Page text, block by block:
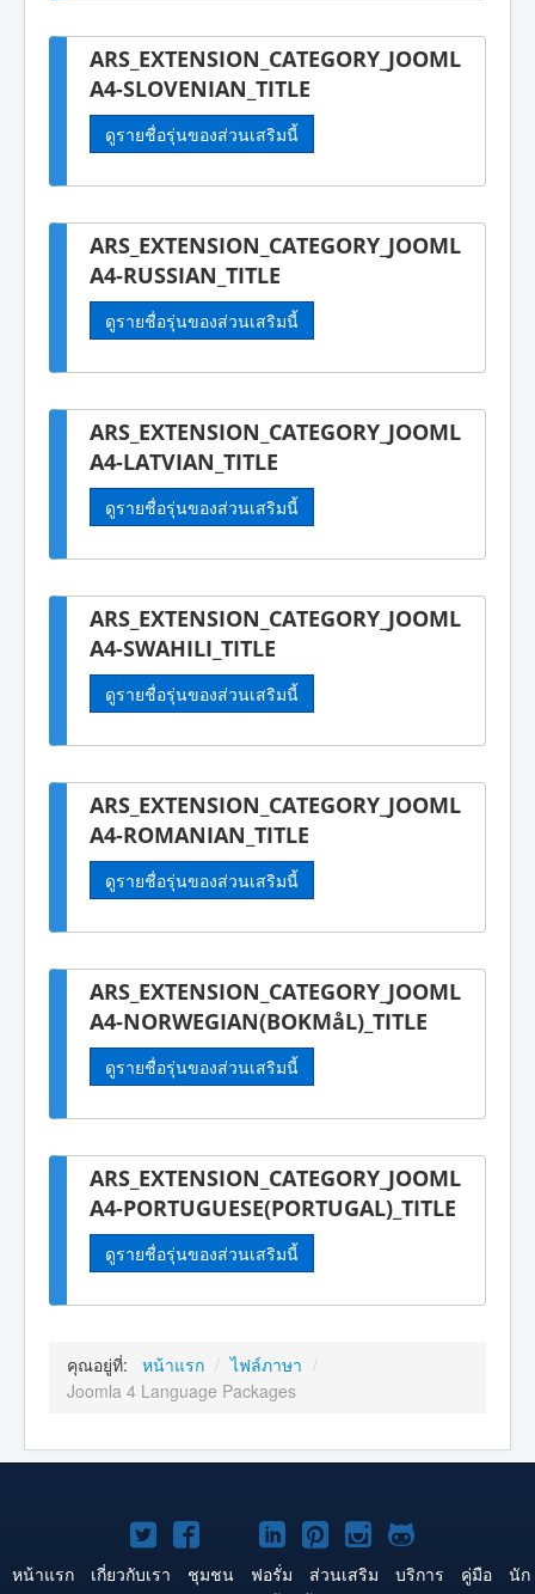
ARS_EXTENSION_CATEGORY_JOOML
A4-SLOVENIAN_TITLE
ดูรายชื่อรุ่นของส่วนเสริมนี้
ARS_EXTENSION_CATEGORY_JOOML
A4-RUSSIAN_TITLE
ดูรายชื่อรุ่นของส่วนเสริมนี้
ARS_EXTENSION_CATEGORY_JOOML
A4-LATVIAN_TITLE
ดูรายชื่อรุ่นของส่วนเสริมนี้
ARS_EXTENSION_CATEGORY_JOOML
A4-SWAHILI_TITLE
ดูรายชื่อรุ่นของส่วนเสริมนี้
ARS_EXTENSION_CATEGORY_JOOML
A4-ROMANIAN_TITLE
ดูรายชื่อรุ่นของส่วนเสริมนี้
ARS_EXTENSION_CATEGORY_JOOML
A4-NORWEGIAN(BOKMåL)_TITLE
ดูรายชื่อรุ่นของส่วนเสริมนี้
ARS_EXTENSION_CATEGORY_JOOML
A4-PORTUGUESE(PORTUGAL)_TITLE
ดูรายชื่อรุ่นของส่วนเสริมนี้
คุณอยู่ที่: หน้าแรก / ไฟล์ภาษา /
Joomla 4 Language Packages
Joomla!
บน
Joomla!
บน
Joomla!
บน
Joomla!
บน
Joomla!
บน
Joomla!
บน
Joomla!
บน
หน้าแรก เกี่ยวกับเรา ชุมชน ฟอรั่ม ส่วนเสริม บริการ คู่มือ
นัก